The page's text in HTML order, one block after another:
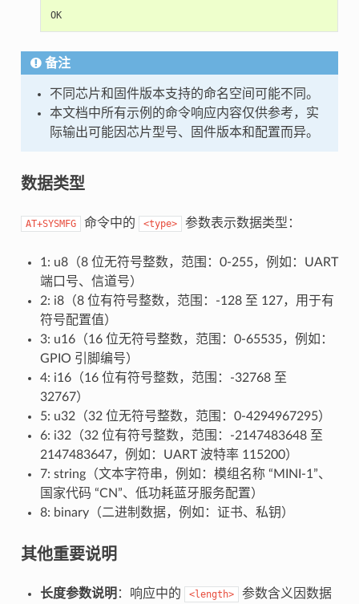
OK
备注
不同芯片和固件版本支持的命名空间可能不同。
本文档中所有示例的命令响应内容仅供参考，实
际输出可能因芯片型号、固件版本和配置而异。
数据类型
AT+SYSMFG 命令中的 <type> 参数表示数据类型：
1: u8（8 位无符号整数，范围：0-255，例如：UART
端口号、信道号）
2: i8（8 位有符号整数，范围：-128 至 127，用于有
符号配置值）
3: u16（16 位无符号整数，范围：0-65535，例如：
GPIO 引脚编号）
4: i16（16 位有符号整数，范围：-32768 至
32767）
5: u32（32 位无符号整数，范围：0-4294967295）
6: i32（32 位有符号整数，范围：-2147483648 至
2147483647，例如：UART 波特率 115200）
7: string（文本字符串，例如：模组名称 “MINI-1”、
国家代码 “CN”、低功耗蓝牙服务配置）
8: binary（二进制数据，例如：证书、私钥）
其他重要说明
长度参数说明 ：响应中的 <length>
参数含义因数据